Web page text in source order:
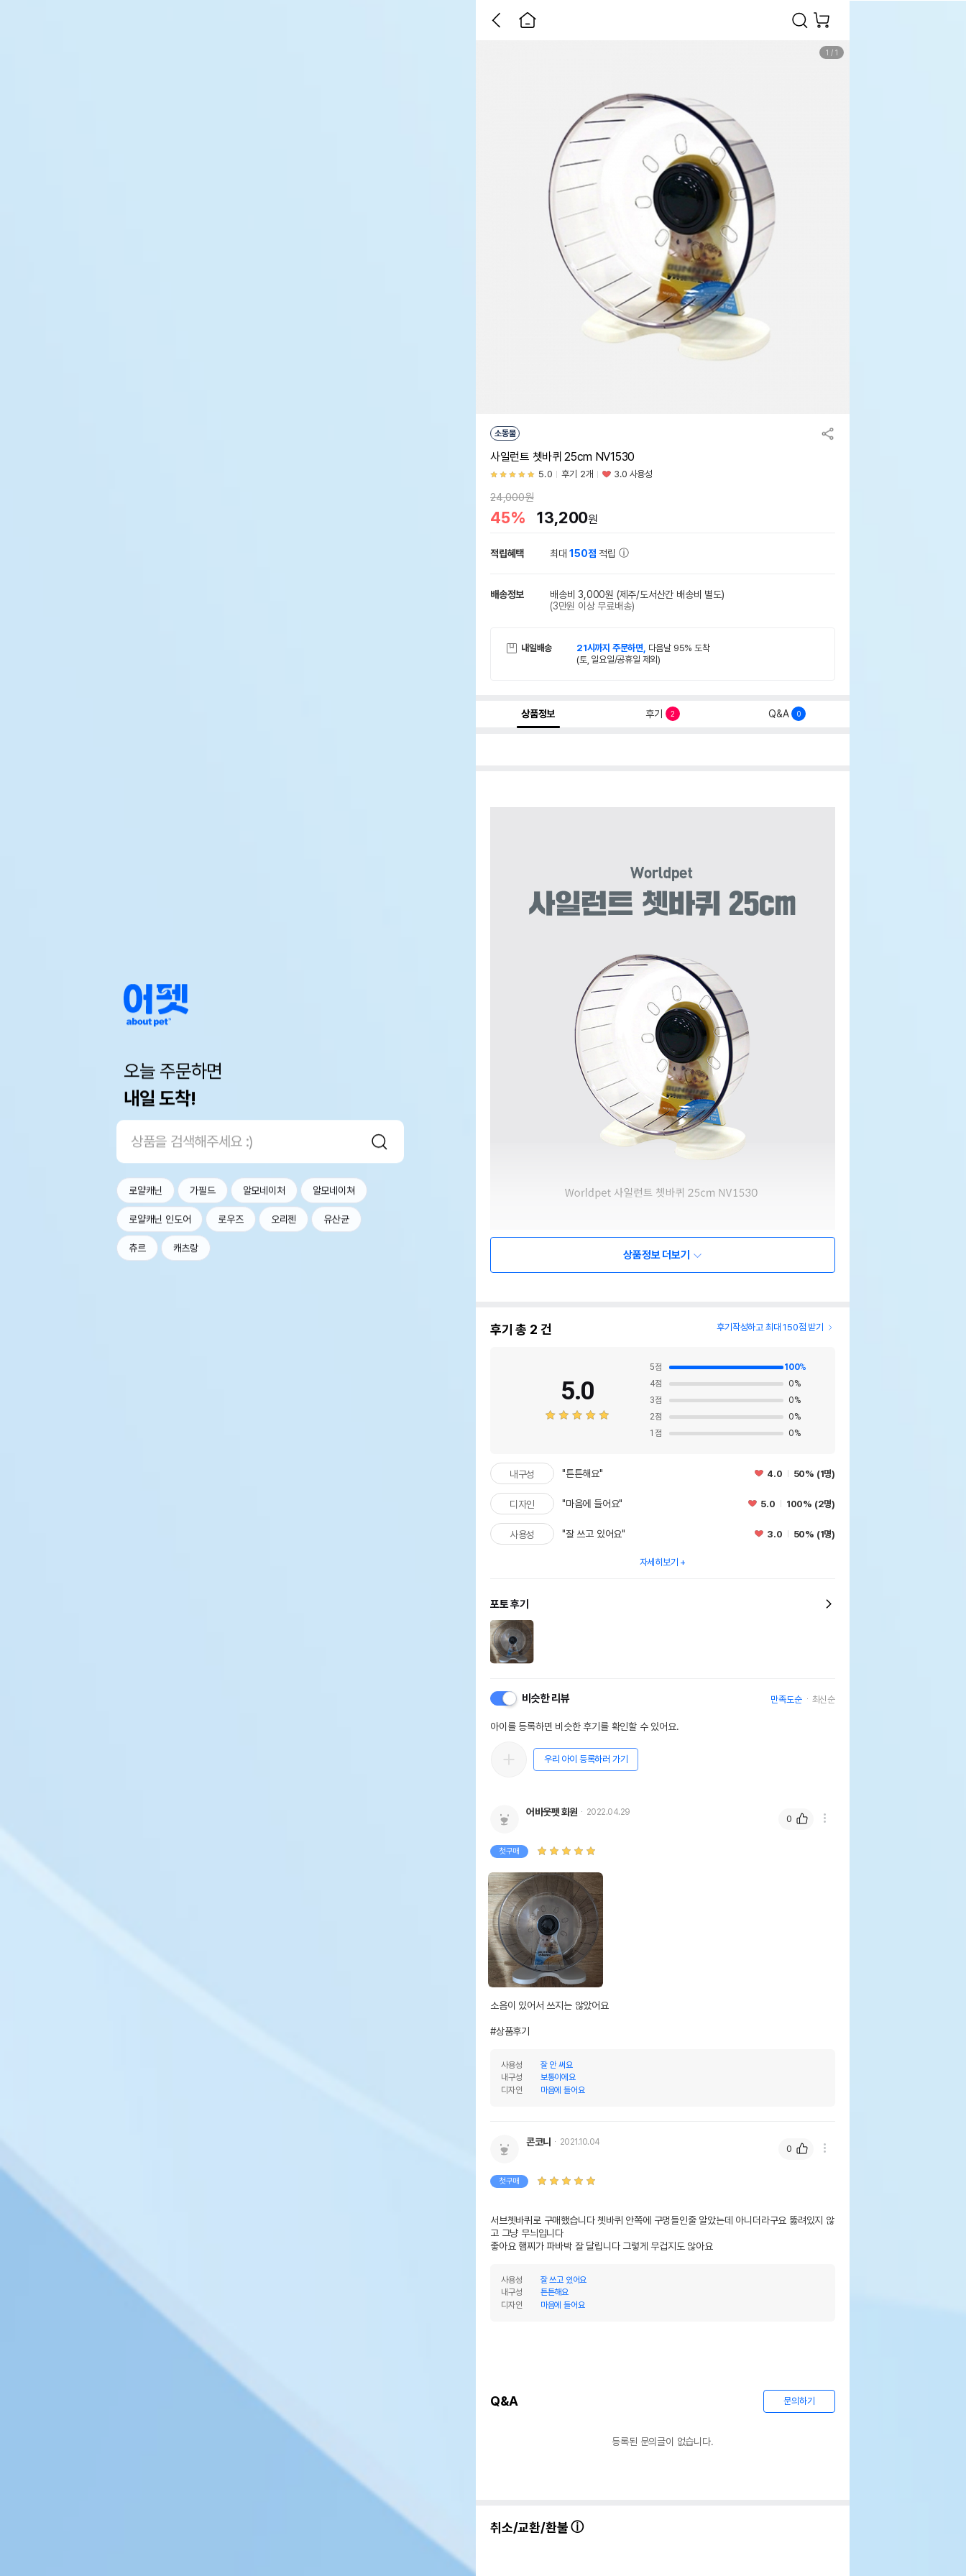
오늘 주문하면
내일 도착!
로얄캐닌 가필드 알모네이처 알모네이쳐
로얄캐닌 인도어 로우즈 오리젠 유산균
츄르 캐츠랑
1 / 1
소동물
사일런트 쳇바퀴 25cm NV1530
5.0 후기 2개 3.0 사용성
24,000원
45% 13,200원
적립혜택 최대150점 적립
배송정보 배송비 3,000원 (제주/도서산간 배송비 별도)
(3만원 이상 무료배송)
내일배송 21시까지 주문하면, 다음날 95% 도착
(토, 일요일/공휴일 제외)
상품정보 후기 2 Q&A 0
상품정보 더보기
후기 총 2 건 후기작성하고 최대 150점 받기
5.0
5점 100%
4점 0%
3점 0%
2점 0%
1 점 0%
내구성 "튼튼해요" 4.0 50% (1명)
디자인 "마음에 들어요" 5.0 100% (2명)
사용성 "잘 쓰고 있어요" 3.0 50% (1명)
자세히보기
포토 후기
비슷한 리뷰 만족도순 최신순
아이를 등록하면 비슷한 후기를 확인할 수 있어요.
우리 아이 등록하러 가기
어바웃펫 회원 2022.04.29
첫구매
소음이 있어서 쓰지는 않았어요
#상품후기
사용성
잘 안 써요
내구성
보통이에요
디자인
마음에 들어요
0
콘코니 2021.10.04
첫구매
서브쳇바퀴로 구매했습니다 쳇바퀴 안쪽에 구멍들인줄 알았는데 아니더라구요 뚫려있지 않
고 그냥 무늬입니다
좋아요 햄찌가 파바박 잘 달립니다 그렇게 무겁지도 않아요
사용성
잘 쓰고 있어요
내구성
튼튼해요
디자인
마음에 들어요
0
Q&A 문의하기
등록된 문의글이 없습니다.
취소/교환/환불